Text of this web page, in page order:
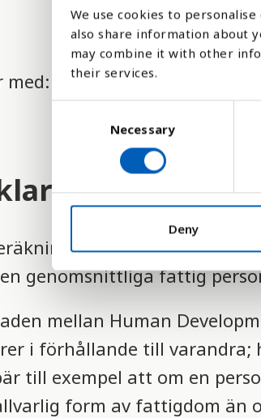
We use cookies to
also share information about
may combine it with other
their services.
e
S
e
l
c
t
o
n
Necessary
Deny
med:
av MPI talar
genomsnittliga fattig
mellan Human
i förhållande till varandra;
till exempel att om en
form av fattigdom än